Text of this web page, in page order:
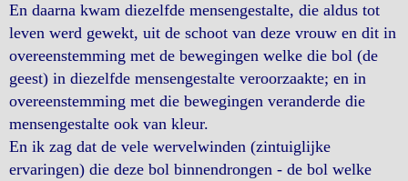
En daarna kwam diezelfde mensengestalte, die aldus tot
leven werd gewekt, uit de schoot van deze vrouw en dit in
overeenstemming met de bewegingen welke die bol (de
geest) in diezelfde mensengestalte veroorzaakte; en in
overeenstemming met die bewegingen veranderde die
mensengestalte ook van kleur.
En ik zag dat de vele wervelwinden (zintuiglijke
ervaringen) die deze bol binnendrongen - de bol welke